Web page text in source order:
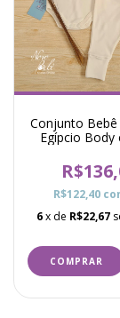
Conjunto
Egípcio Body
R$122,40
6x de R$22,67
COMPRAR